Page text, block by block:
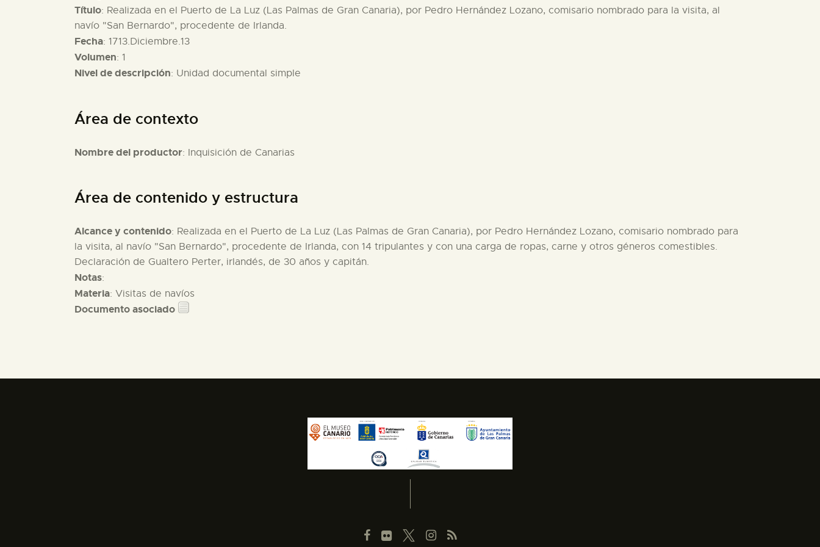
Título: Realizada en el Puerto de La Luz (Las Palmas de Gran Canaria), por Pedro Hernández Lozano, comisario nombrado para la visita, al
navío "San Bernardo", procedente de Irlanda.
Fecha: 1713.Diciembre.13
Volumen: 1
Nivel de descripción: Unidad documental simple
Área de contexto
Nombre del productor: Inquisición de Canarias
Área de contenido y estructura
Alcance y contenido: Realizada en el Puerto de La Luz (Las Palmas de Gran Canaria), por Pedro Hernández Lozano, comisario nombrado para
la visita, al navío "San Bernardo", procedente de Irlanda, con 14 tripulantes y con una carga de ropas, carne y otros géneros comestibles.
Declaración de Gualtero Perter, irlandés, de 30 años y capitán.
Notas:
Materia: Visitas de navíos
Documento asociado